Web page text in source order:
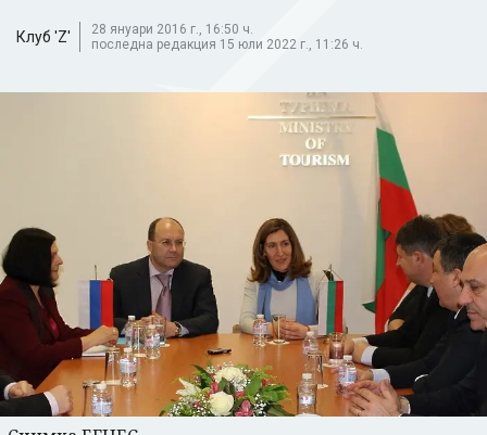
Клуб 'Z'
28 януари 2016 г., 16:50 ч.
последна редакция 15 юли 2022 г., 11:26 ч.